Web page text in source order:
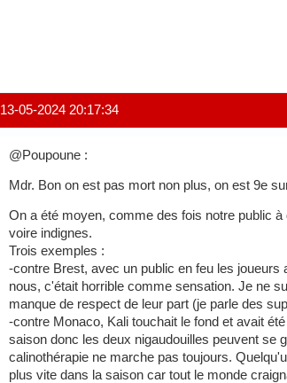
13-05-2024 20:17:34
@Poupoune :
Mdr. Bon on est pas mort non plus, on est 9e
On a été moyen, comme des fois notre public
voire indignes.
Trois exemples :
-contre Brest, avec un public en feu les
nous, c'était horrible comme sensation. Je ne
manque de respect de leur part (je parle des
-contre Monaco, Kali touchait le fond et avait
saison donc les deux nigaudouilles peuvent se
calinothérapie ne marche pas toujours.
plus vite dans la saison car tout le monde